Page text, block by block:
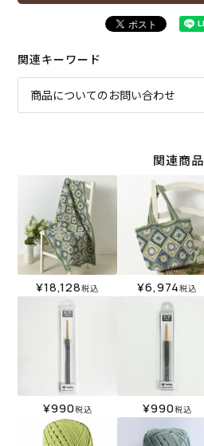
関連キーワード
商品についてのお問い合わせ
関連商品
¥18,128税込 ¥6,974税込
¥990税込 ¥990税込